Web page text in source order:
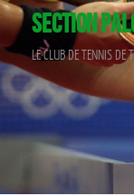
SECTION
LE CLUB DE TENNIS DE